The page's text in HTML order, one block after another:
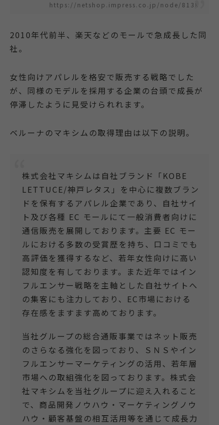
https://netshop.impress.co.jp/node/8138
2010年代前半、楽天などのモールで急成長した同
社。
女性向けアパレルを格安で販売する戦略でした
が、同様のモデルを採用する企業の台頭で成長が
停滞したように見受けられれます。
ベルーナのマキシムの取得理由は以下の説明。
株式会社マキシムは自社ブランド「KOBE
LETTUCE/神戸レタス」を中心に複数ブラン
ドを保有するアパレル企業であり、自社サイ
ト及び各種 EC モールにて一般消費者向けに
通信販売を展開しております。主要 EC モー
ルにおける多数の受賞歴を持ち、口コミでも
高評価を獲得するなど、若年女性向けに高い
認知度を有しております。また近年ではイン
フルエンサー戦略を主軸とした自社サイトへ
の集客にも注力しており、EC市場における
存在感をますます高めております。
当社グループの総合通販事業ではネット販売
のさらなる強化を図っており、ＳＮＳやイン
フルエンサーマーケティングの活用、若年層
市場への取組強化を図っております。株式会
社マキシムを当社グループに迎え入れること
で、商品開発ノウハウ・マーケティングノウ
ハウ・顧客基盤の相互活用等を通じて成長力